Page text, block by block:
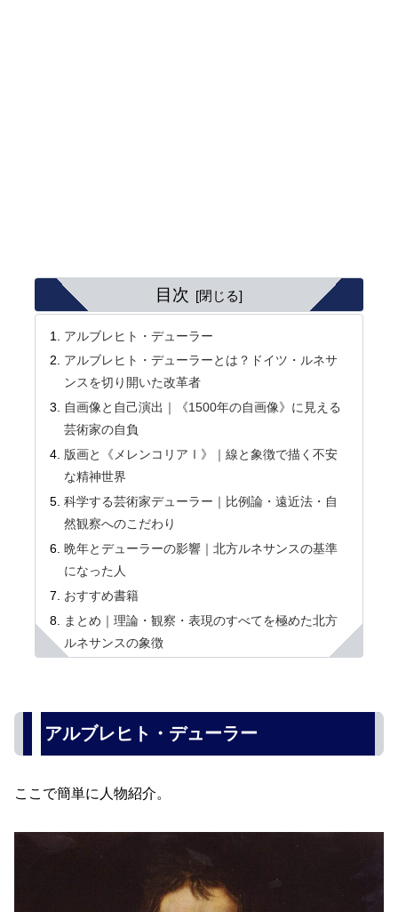
目次
アルブレヒト・デューラー
アルブレヒト・デューラーとは？ドイツ・ルネサ
ンスを切り開いた改革者
自画像と自己演出｜《1500年の自画像》に見える
芸術家の自負
版画と《メレンコリアⅠ》｜線と象徴で描く不安
な精神世界
科学する芸術家デューラー｜比例論・遠近法・自
然観察へのこだわり
晩年とデューラーの影響｜北方ルネサンスの基準
になった人
おすすめ書籍
まとめ｜理論・観察・表現のすべてを極めた北方
ルネサンスの象徴
アルブレヒト・デューラー
ここで簡単に人物紹介。